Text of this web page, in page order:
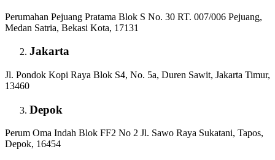
Perumahan Pejuang Pratama Blok S No. 30 RT. 007/006 Pejuang,
Medan Satria, Bekasi Kota, 17131
Jakarta
Jl. Pondok Kopi Raya Blok S4, No. 5a, Duren Sawit, Jakarta Timur,
13460
Depok
Perum Oma Indah Blok FF2 No 2 Jl. Sawo Raya Sukatani, Tapos,
Depok, 16454